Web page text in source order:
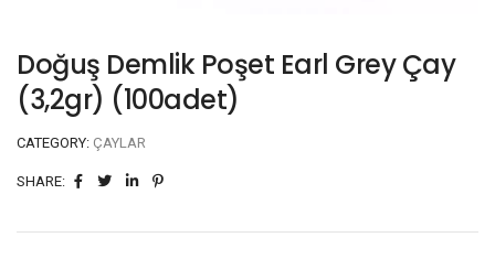
Doğuş Demlik Poşet Earl Grey Çay
(3,2gr) (100adet)
CATEGORY: ÇAYLAR
SHARE: